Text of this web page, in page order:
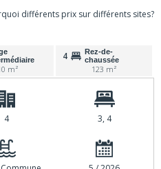
différents prix sur différents sites?
m²
4
Rez-de-
chaussée
123 m²
4 3, 4